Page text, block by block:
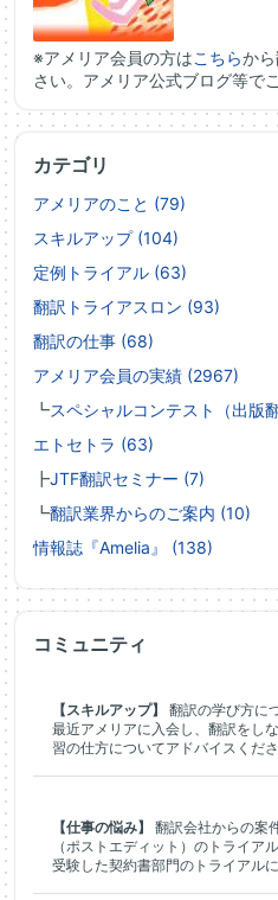
※アメリア会員の方はこちらか
さい。アメリア公式ブログ等で
カテゴリ
アメリアのこと (79)
スキルアップ (104)
定例トライアル (63)
翻訳トライアスロン (93)
翻訳の仕事 (68)
アメリア会員の実績 (2967)
┗スペシャルコンテスト（出版
エトセトラ (63)
┣JTF翻訳セミナー (7)
┗翻訳業界からのご案内 (10)
情報誌『Amelia』 (138)
コミュニティ
【スキルアップ】
翻訳の学び方に
最近アメリアに入会し、翻訳をし
習の仕方についてアドバイスくだ
【仕事の悩み】
翻訳会社からの案
（ポストエディット）のトライア
受験した契約書部門のトライアル